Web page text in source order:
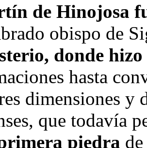
de Hinojosa
obispo de
donde
hasta
dimensiones y
que todavía
piedra